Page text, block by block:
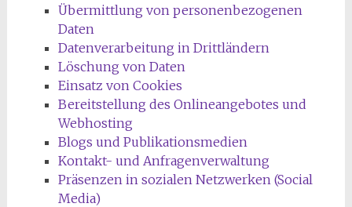
Übermittlung von personenbezogenen
Daten
Datenverarbeitung in Drittländern
Löschung von Daten
Einsatz von Cookies
Bereitstellung des Onlineangebotes und
Webhosting
Blogs und Publikationsmedien
Kontakt- und Anfragenverwaltung
Präsenzen in sozialen Netzwerken (Social
Media)